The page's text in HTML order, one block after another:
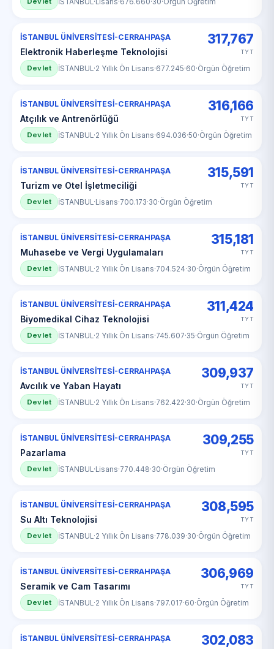
İSTANBUL ÜNİVERSİTESİ-CERRAHPAŞA
Elektronik Haberleşme Teknolojisi
317,767
TYT
Devlet İSTANBUL ·2 Yıllık Ön Lisans·677.245·60·Örgün Öğretim
İSTANBUL ÜNİVERSİTESİ-CERRAHPAŞA
Atçılık ve Antrenörlüğü
316,166
TYT
Devlet İSTANBUL ·2 Yıllık Ön Lisans·694.036·50·Örgün Öğretim
İSTANBUL ÜNİVERSİTESİ-CERRAHPAŞA
Turizm ve Otel İşletmeciliği
315,591
TYT
Devlet İSTANBUL ·Lisans·700.173·30·Örgün Öğretim
İSTANBUL ÜNİVERSİTESİ-CERRAHPAŞA
Muhasebe ve Vergi Uygulamaları
315,181
TYT
Devlet İSTANBUL ·2 Yıllık Ön Lisans·704.524·30·Örgün Öğretim
İSTANBUL ÜNİVERSİTESİ-CERRAHPAŞA
Biyomedikal Cihaz Teknolojisi
311,424
TYT
Devlet İSTANBUL ·2 Yıllık Ön Lisans·745.607·35·Örgün Öğretim
İSTANBUL ÜNİVERSİTESİ-CERRAHPAŞA
Avcılık ve Yaban Hayatı
309,937
TYT
Devlet İSTANBUL ·2 Yıllık Ön Lisans·762.422·30·Örgün Öğretim
İSTANBUL ÜNİVERSİTESİ-CERRAHPAŞA
Pazarlama
309,255
TYT
Devlet İSTANBUL ·Lisans·770.448·30·Örgün Öğretim
İSTANBUL ÜNİVERSİTESİ-CERRAHPAŞA
Su Altı Teknolojisi
308,595
TYT
Devlet İSTANBUL ·2 Yıllık Ön Lisans·778.039·30·Örgün Öğretim
İSTANBUL ÜNİVERSİTESİ-CERRAHPAŞA
Seramik ve Cam Tasarımı
306,969
TYT
Devlet İSTANBUL ·2 Yıllık Ön Lisans·797.017·60·Örgün Öğretim
İSTANBUL ÜNİVERSİTESİ-CERRAHPAŞA 302,083